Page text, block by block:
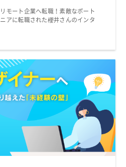
モート企業へ転職！素敵なポート
アに転職された櫻井さんのインタ